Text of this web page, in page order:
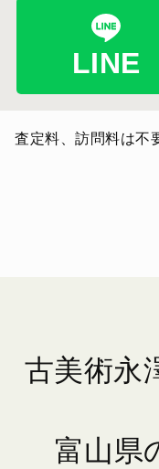
LINE
査定料、訪問料は不
古美術永
富山県